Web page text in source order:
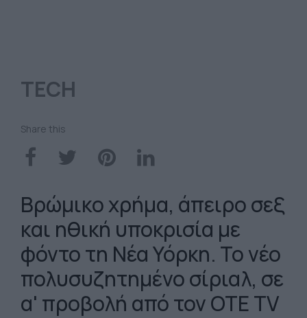
TECH
Share this
Βρώμικο χρήμα, άπειρο σεξ
και ηθική υποκρισία με
φόντο τη Νέα Υόρκη. Το νέο
πολυσυζητημένο σίριαλ, σε
α' προβολή από τον OTE TV